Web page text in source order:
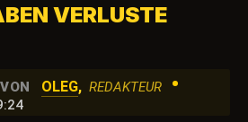
VERLUSTE
OLEG, REDAKTEUR •